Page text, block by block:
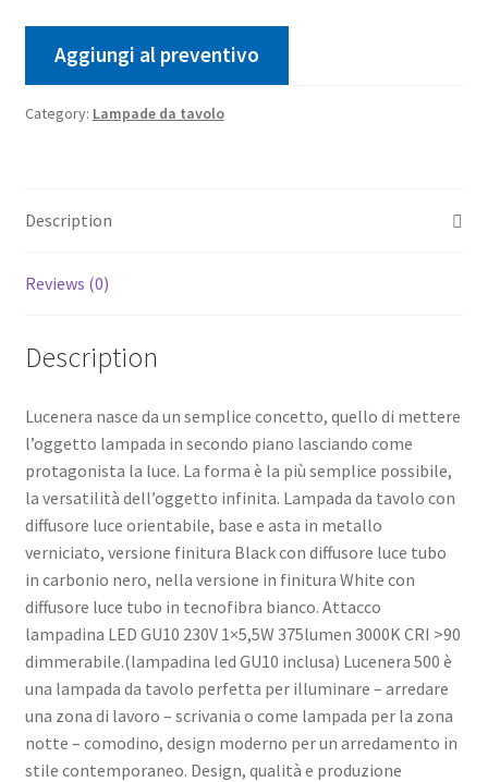
-
WhiteAggiungi al preventivo
Category: Lampade da tavolo
Description
Reviews (0)
Description
Lucenera nasce da un semplice concetto, quello di mettere
l’oggetto lampada in secondo piano lasciando come
protagonista la luce. La forma è la più semplice possibile,
la versatilità dell’oggetto infinita. Lampada da tavolo con
diffusore luce orientabile, base e asta in metallo
verniciato, versione finitura Black con diffusore luce tubo
in carbonio nero, nella versione in finitura White con
diffusore luce tubo in tecnofibra bianco. Attacco
lampadina LED GU10 230V 1×5,5W 375lumen 3000K CRI >90
dimmerabile.(lampadina led GU10 inclusa) Lucenera 500 è
una lampada da tavolo perfetta per illuminare – arredare
una zona di lavoro – scrivania o come lampada per la zona
notte – comodino, design moderno per un arredamento in
stile contemporaneo. Design, qualità e produzione